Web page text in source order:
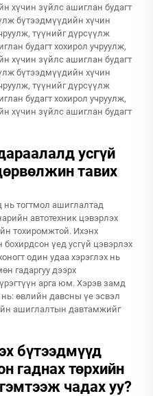
хүчин зүйлс ашиглан будагт
бүтээдмүүдийн хүчин
түүнийг дүрсүүлж
будагт хохирол учруулж,
хүчин зүйлс ашиглан будагт
бүтээдмүүдийн хүчин
түүнийг дүрсүүлж
будагт хохирол учруулж,
хүчин зүйлс ашиглан будагт
усгүй
тавих
нь тогтмол ашиглалтад
автотехник цэвэрлэх
тохиромжтой. Ихэнх
бохирдсон үед усгүй цэвэрлэх
один удаа хэрэглэх нь
гадаргуу дээрх
арга юм. Хэрэв замд
өвлийн давсны үе эсвэл
ашиглалтын давтамжийг
бүтээдмүүд
гаднах төрхийн
чадах уу?